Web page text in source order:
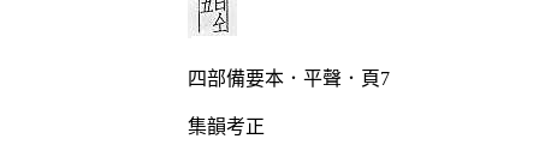
四部備要本．平聲．頁7
集韻考正